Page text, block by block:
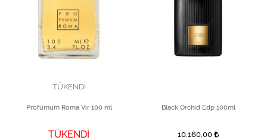
TÜKENDİ
Profumum Roma Vir 100 ml
TÜKENDİ
Black Orchid Edp 100ml
10.160,00